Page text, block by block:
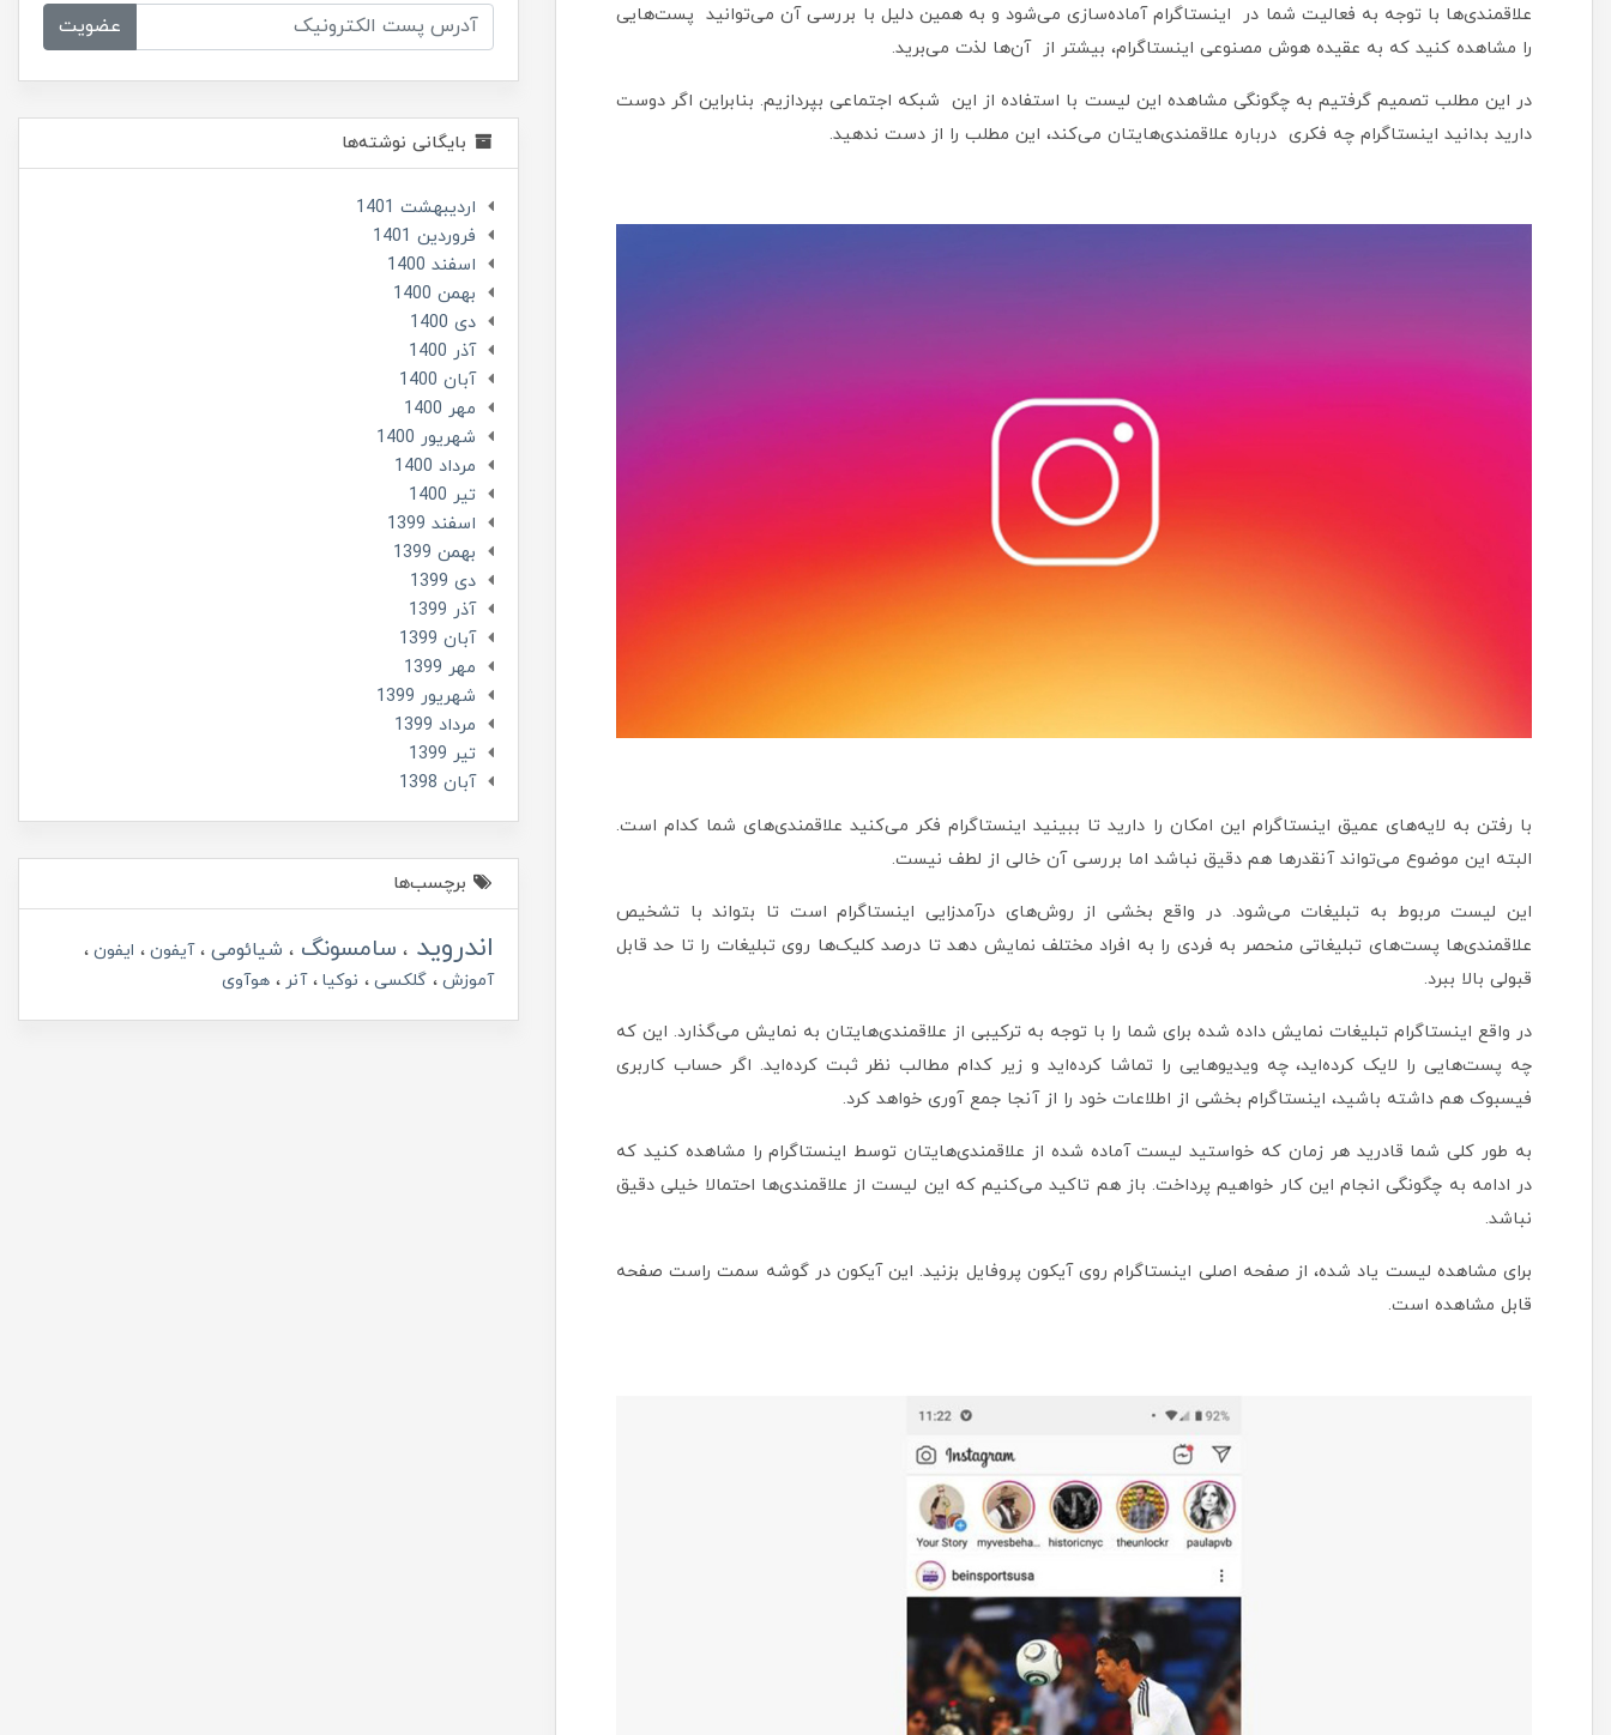
علاقمندی‌ها با توجه به فعالیت شما در اینستاگرام آماده‌سازی می‌شود و به همین دلیل با بررسی آن می‌توانید پست‌هایی
را مشاهده کنید که به عقیده هوش مصنوعی اینستاگرام، بیشتر از آن‌ها لذت می‌برید.
در این مطلب تصمیم گرفتیم به چگونگی مشاهده این لیست با استفاده از این شبکه اجتماعی بپردازیم. بنابراین اگر دوست
دارید بدانید اینستاگرام چه فکری درباره علاقمندی‌هایتان می‌کند، این مطلب را از دست ندهید.
با رفتن به لایه‌های عمیق اینستاگرام این امکان را دارید تا ببینید اینستاگرام فکر می‌کنید علاقمندی‌های شما کدام است.
البته این موضوع می‌تواند آنقدر‌ها هم دقیق نباشد اما بررسی آن خالی از لطف نیست.
این لیست مربوط به تبلیغات می‌شود. در واقع بخشی از روش‌های درآمدزایی اینستاگرام است تا بتواند با تشخیص
علاقمندی‌ها پست‌های تبلیغاتی منحصر به فردی را به افراد مختلف نمایش دهد تا درصد کلیک‌ها روی تبلیغات را تا حد قابل
قبولی بالا ببرد.
در واقع اینستاگرام تبلیغات نمایش داده شده برای شما را با توجه به ترکیبی از علاقمندی‌هایتان به نمایش می‌گذارد. این که
چه پست‌هایی را لایک کرده‌اید، چه ویدیو‌هایی را تماشا کرده‌اید و زیر کدام مطالب نظر ثبت کرده‌اید. اگر حساب کاربری
فیسبوک هم داشته باشید، اینستاگرام بخشی از اطلاعات خود را از آنجا جمع آوری خواهد کرد.
به طور کلی شما قادرید هر زمان که خواستید لیست آماده شده از علاقمندی‌هایتان توسط اینستاگرام را مشاهده کنید که
در ادامه به چگونگی انجام این کار خواهیم پرداخت. باز هم تاکید می‌کنیم که این لیست از علاقمندی‌ها احتمالا خیلی دقیق
نباشد.
برای مشاهده لیست یاد شده، از صفحه اصلی اینستاگرام روی آیکون پروفایل بزنید. این آیکون در گوشه سمت راست صفحه
قابل مشاهده است.
عضویت
بایگانی نوشته‌ها
ارديبهشت 1401
فروردین 1401
اسفند 1400
بهمن 1400
دی 1400
آذر 1400
آبان 1400
مهر 1400
شهریور 1400
مرداد 1400
تير 1400
اسفند 1399
بهمن 1399
دی 1399
آذر 1399
آبان 1399
مهر 1399
شهریور 1399
مرداد 1399
تير 1399
آبان 1398
برچسب‌ها
اندروید سامسونگ شیائومی آیفون
ایفون
آموزش
گلکسی نوکیا آنر هوآوی